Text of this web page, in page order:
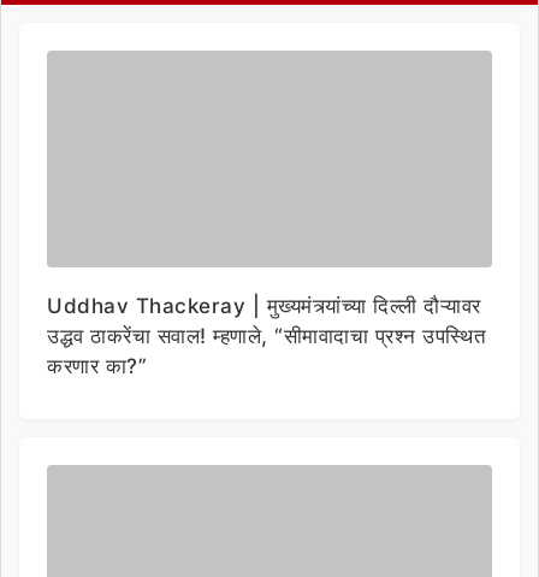
Uddhav Thackeray | मुख्यमंत्र्यांच्या दिल्ली दौऱ्यावर
उद्धव ठाकरेंचा सवाल! म्हणाले, “सीमावादाचा प्रश्न उपस्थित
करणार का?”